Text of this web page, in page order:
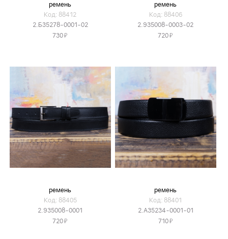
ремень
Код: 88412
2.Б35278-0001-02
730Я
ремень
Код: 88406
2.935008-0003-02
720Я
ремень
Код: 88405
2.935008-0001
720Я
ремень
Код: 88401
2.А35234-0001-01
710Я